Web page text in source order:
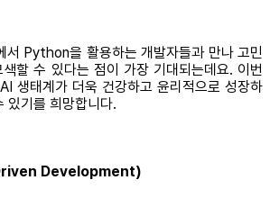
서 Python을 활용하는 개발자들과 만나 고민
할 수 있다는 점이 가장 기대되는데요. 이번
생태계가 더욱 건강하고 윤리적으로 성장하
있기를 희망합니다.
Development)